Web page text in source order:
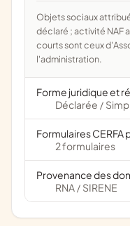
Objets sociaux attribués par l'administration d'après l'objet
déclaré ; activité NAF
courts sont ceux
l'administration.
Forme juridique et
Déclarée /
Formulaires
2 formulaires
Provenance des
RNA / SIRENE